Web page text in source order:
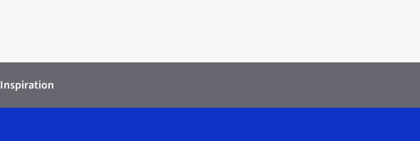
Inspiration